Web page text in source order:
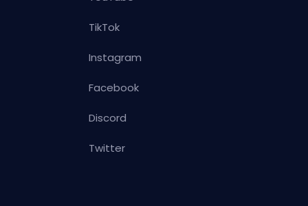
TikTok
Instagram
Facebook
Discord
Twitter